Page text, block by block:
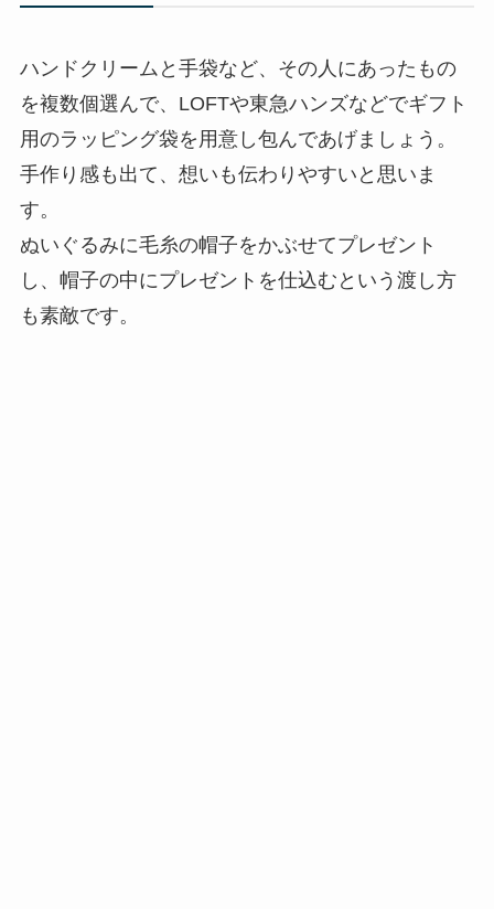
ハンドクリームと手袋など、その人にあったもの
を複数個選んで、LOFTや東急ハンズなどでギフト
用のラッピング袋を用意し包んであげましょう。
手作り感も出て、想いも伝わりやすいと思いま
す。
ぬいぐるみに毛糸の帽子をかぶせてプレゼント
し、帽子の中にプレゼントを仕込むという渡し方
も素敵です。